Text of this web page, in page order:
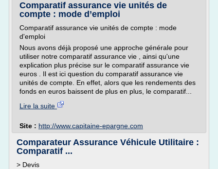
Comparatif assurance vie unités de
compte : mode d’emploi
Comparatif assurance vie unités de compte : mode
d'emploi
Nous avons déjà proposé une approche générale pour
utiliser notre comparatif assurance vie , ainsi qu'une
explication plus précise sur le comparatif assurance vie
euros . Il est ici question du comparatif assurance vie
unités de compte. En effet, alors que les rendements des
fonds en euros baissent de plus en plus, le comparatif...
Lire la suite
Site : http://www.capitaine-epargne.com
Comparateur Assurance Véhicule Utilitaire :
Comparatif ...
> Devis